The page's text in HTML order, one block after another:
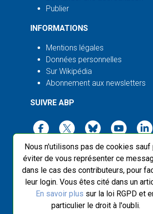
Nous n'utilisons pas de cookies sauf
éviter de vous représenter ce
dans le cas des contributeurs, pour
leur login. Vous êtes cité dans un
En savoir plus sur la loi RGPD et
particulier le droit à l'oubli.
Publier
INFORMATIONS
Mentions légales
Données personnelles
Sur Wikipédia
Abonnement aux newsletters
SUIVRE ABP
2003-2026 ©Agence Bretagne Presse,
Commons
Front-end design :Breizhek Studio ,